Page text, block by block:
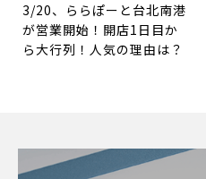
3/20、ららぽーと台北南港
が営業開始！開店1日目か
ら大行列！人気の理由は？